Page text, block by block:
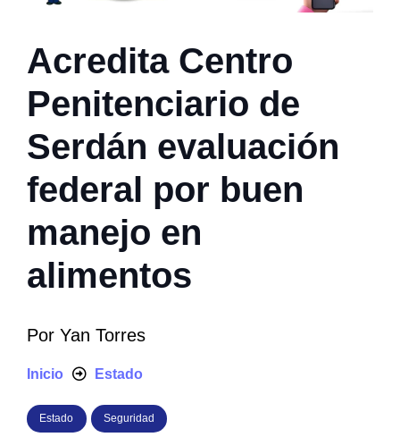
Acredita Centro
Penitenciario de
Serdán evaluación
federal por buen
manejo en
alimentos
Por Yan Torres
Inicio Estado
Estado Seguridad